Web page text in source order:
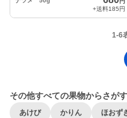
+送料185円
1-6
その他すべての果物からさがす
あけび かりん ほおず